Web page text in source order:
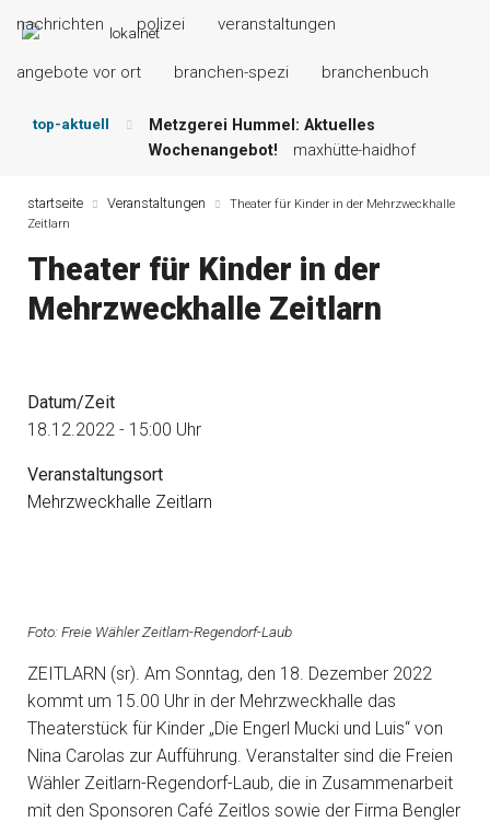
nachrichten polizei veranstaltungen
angebote vor ort branchen-spezi branchenbuch
top-aktuell
Metzgerei Hummel: Aktuelles
Wochenangebot!
maxhütte-haidhof
Grillspezialitäten u.v.m.!
kallmünz
Der „deutsche Michel“ muss nun
zahlen! kommentare & serien &
Region!
startseite Veranstaltungen
Theater für Kinder in der Mehrzweckhalle
Zeitlarn
Theater für Kinder in der
Mehrzweckhalle Zeitlarn
Datum/Zeit
18.12.2022 - 15:00 Uhr
Veranstaltungsort
Mehrzweckhalle Zeitlarn
Foto: Freie Wähler Zeitlarn-Regendorf-Laub
ZEITLARN (sr). Am Sonntag, den 18. Dezember 2022
kommt um 15.00 Uhr in der Mehrzweckhalle das
Theaterstück für Kinder „Die Engerl Mucki und Luis“ von
Nina Carolas zur Aufführung. Veranstalter sind die Freien
Wähler Zeitlarn-Regendorf-Laub, die in Zusammenarbeit
mit den Sponsoren Café Zeitlos sowie der Firma Bengler